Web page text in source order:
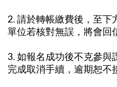
2. 請於轉帳繳費後，至
單位若核對無誤，將會回
3. 如報名成功後不克參
完成取消手續，逾期恕不